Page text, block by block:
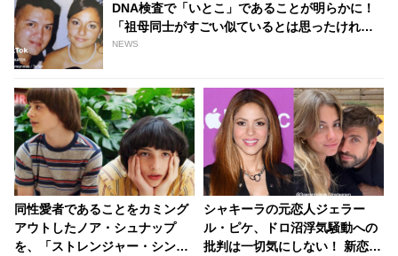
DNA検査で「いとこ」であることが明らかに！
「祖母同士がすごい似ているとは思ったけれ
ど・・」 - tvgroove
NEWS
同性愛者であることをカミング
アウトしたノア・シュナップ
を、「ストレンジャー・シング
シャキーラの元恋人ジェラー
ル・ピケ、ドロ沼浮気騒動への
批判は一切気にしない！ 新恋人